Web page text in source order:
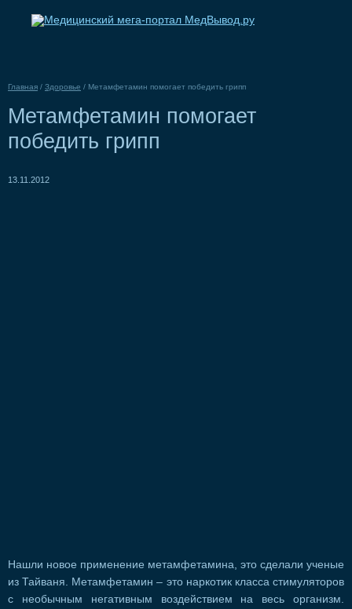
Главная / Здоровье / Метамфетамин помогает победить грипп
Метамфетамин помогает
победить грипп
13.11.2012
Нашли новое применение метамфетамина, это сделали ученые
из Тайваня. Метамфетамин – это наркотик класса стимуляторов
с необычным негативным воздействием на весь организм.